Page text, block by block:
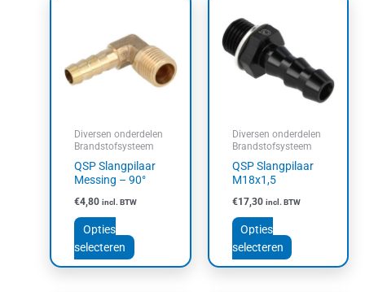
Diversen onderdelen
Brandstofsysteem
QSP Slangpilaar
Messing – 90°
€4,80 incl. BTW
Opties
selecteren
heeft
meerdere
variaties.
Deze
gekozen
worden
op
de
Diversen onderdelen
Brandstofsysteem
QSP Slangpilaar
M18x1,5
€17,30 incl. BTW
Opties
selecteren
meerdere
variaties.
Deze
gekozen
worden
de